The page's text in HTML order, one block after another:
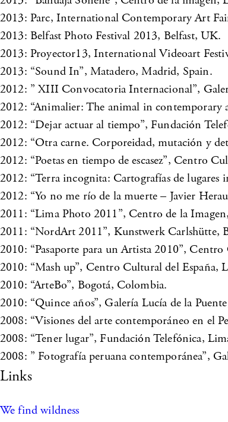
2013: Parc, International Contemporary Art
2013: Belfast Photo Festival 2013, Belfast, UK.
2013: Proyector13, International Videoart
2013: “Sound In”, Matadero, Madrid, Spain.
2012: ” XIII Convocatoria Internacional”,
2012: “Animalier: The animal in contemporary
2012: “Dejar actuar al tiempo”, Fundación
2012: “Otra carne. Corporeidad, mutación y
2012: “Poetas en tiempo de escasez”, Centro
2012: “Terra incognita: Cartografías de
2012: “Yo no me río de la muerte – Javier
2011: “Lima Photo 2011”, Centro de la
2011: “NordArt 2011”, Kunstwerk Carlshütte,
2010: “Pasaporte para un Artista 2010”,
2010: “Mash up”, Centro Cultural del España,
2010: “ArteBo”, Bogotá, Colombia.
2010: “Quince años”, Galería Lucía de la
2008: “Visiones del arte contemporáneo en el
2008: “Tener lugar”, Fundación Telefónica,
2008: ” Fotografía peruana contemporánea”,
Links
We find wildness